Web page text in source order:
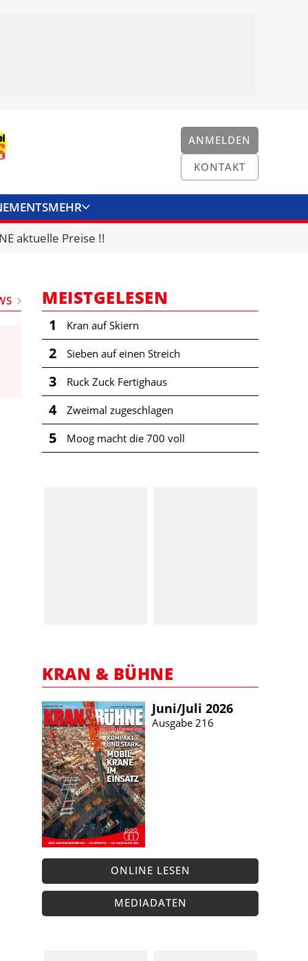
ANMELDEN
KONTAKT
MEHR
KONTAKT
aktuelle Preise !!
MEISTGELESEN
1 Kran auf Skiern
2 Sieben auf einen Streich
3 Ruck Zuck Fertighaus
4 Zweimal zugeschlagen
5 Moog macht die 700 voll
KRAN & BÜHNE
Juni/​Juli 2026
Ausgabe 216
ONLINE LESEN
MEDIADATEN